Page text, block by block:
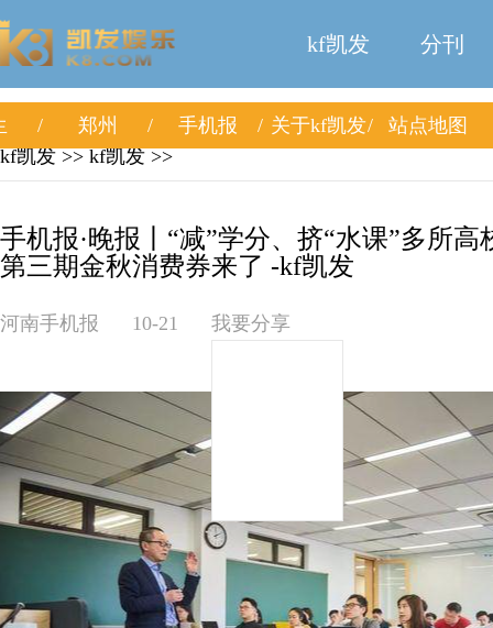
kf凯发 分刊
郑州 手机报 关于kf凯发
站点地图
kf凯发 >> kf凯发 >>
手机报·晚报丨“减”学分、挤“水课”多所
第三期金秋消费券来了 -kf凯发
河南手机报 10-21 我要分享